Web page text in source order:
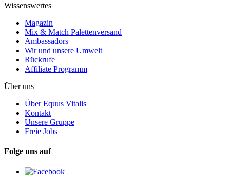
Wissenswertes
Magazin
Mix & Match Palettenversand
Ambassadors
Wir und unsere Umwelt
Rückrufe
Affiliate Programm
Über uns
Über Equus Vitalis
Kontakt
Unsere Gruppe
Freie Jobs
Folge uns auf